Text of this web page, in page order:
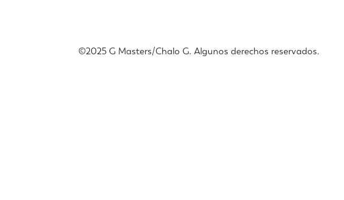
©️2025 G Masters/Chalo G. Algunos derechos reservados.